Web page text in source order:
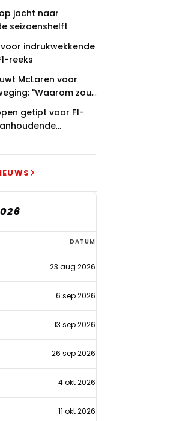
jacht naar
seizoenshelft
indrukwekkende
reeks
McLaren voor
"Waarom zou
getipt voor F1-
DATUM
23 aug 2026
6 sep 2026
13 sep 2026
26 sep 2026
4 okt 2026
11 okt 2026